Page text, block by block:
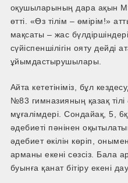
оқушыларының дара ақын
өтті. «Өз тілім – өмірім!»
мақсаты – жас
сүйіспеншілігін ояту дейді
ұйымдастырушылары.
Айта кететініміз, бұл
№83 гимназияның қазақ тілі
мұғалімдері. Сондай­ақ, 5,
әдебиеті пәнінен
әдебиет өкілін көріп,
арманы екені сөзсіз. Бала
буынға қанат бітіру екені